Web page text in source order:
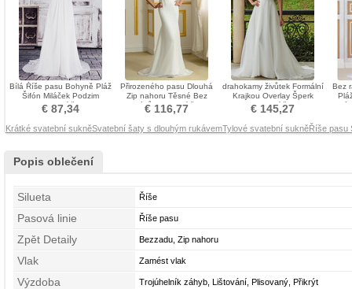
Bílá Říše pasu Bohyně Pláž
Šifón Miláček Podzim
Svatební šaty
€ 87,34
Přirozeného pasu Dlouhá
Zip nahoru Těsné Bez
rukávů Svatební šaty
€ 116,77
drahokamy živůtek Formální
Krajkou Overlay Šperk
Svatební šaty
€ 145,27
Bez
Krátké svatební sukněSvatební šaty s dlouhým rukávemTylové svatební sukněŘíše pasu
Popis oblečení
Silueta Říše
Pasová linie Říše pasu
Zpět Detaily Bezzadu, Zip nahoru
Vlak Zamést vlak
Výzdoba Trojúhelník záhyb, Lištování, Plisovaný, Přikrýt